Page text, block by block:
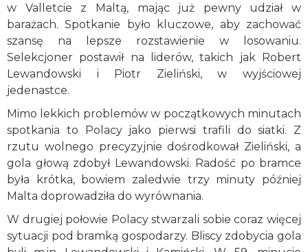
w Valletcie z Maltą, mając już pewny udział w
barażach. Spotkanie było kluczowe, aby zachować
szansę na lepsze rozstawienie w losowaniu.
Selekcjoner postawił na liderów, takich jak Robert
Lewandowski i Piotr Zieliński, w wyjściowej
jedenastce.
Mimo lekkich problemów w początkowych minutach
spotkania to Polacy jako pierwsi trafili do siatki. Z
rzutu wolnego precyzyjnie dośrodkował Zieliński, a
gola głową zdobył Lewandowski. Radość po bramce
była krótka, bowiem zaledwie trzy minuty później
Malta doprowadziła do wyrównania.
W drugiej połowie Polacy stwarzali sobie coraz więcej
sytuacji pod bramką gospodarzy. Bliscy zdobycia gola